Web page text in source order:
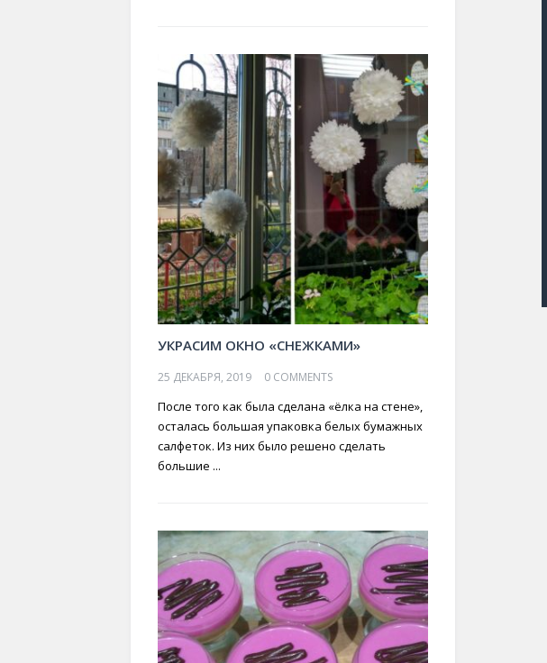
УКРАСИМ ОКНО «СНЕЖКАМИ»
25 ДЕКАБРЯ, 2019 0 COMMENTS
После того как была сделана «ёлка на стене»,
осталась большая упаковка белых бумажных
салфеток. Из них было решено сделать
большие ...